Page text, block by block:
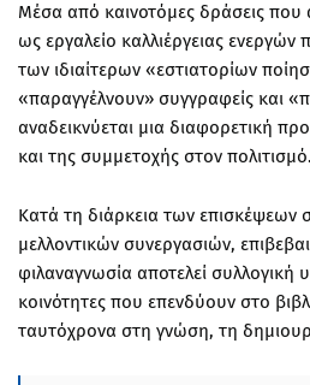
Μέσα από καινοτόμες δράσεις που
ως εργαλείο καλλιέργειας
των ιδιαίτερων «εστιατορίων
«παραγγέλνουν» συγγραφείς και
αναδεικνύεται μια διαφορετική
και της συμμετοχής στον πολιτισμό.
Κατά τη διάρκεια των επισκέψεων
μελλοντικών συνεργασιών,
φιλαναγνωσία αποτελεί συλλογική
κοινότητες που επενδύουν στο
ταυτόχρονα στη γνώση, τη